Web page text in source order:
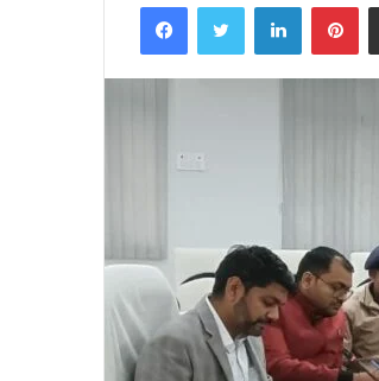
email
FacebookTwitter LinkedIn